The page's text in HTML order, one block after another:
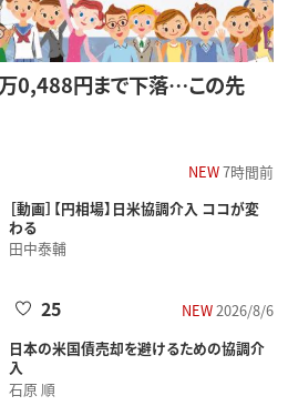
0,488円まで下落…この先
NEW7時間前
［動画］【円相場】日米協調介入 ココが変
わる
田中泰輔
NEW2026/8/6
25
日本の米国債売却を避けるための協調介
入
石原 順